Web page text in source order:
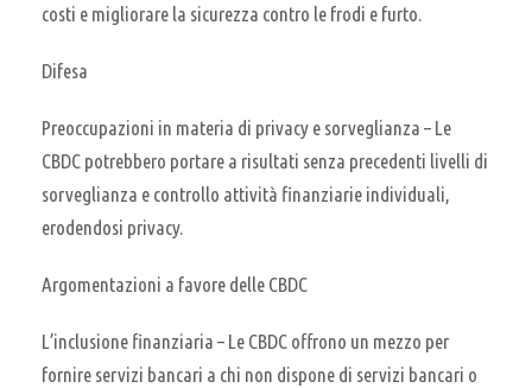
costi e migliorare la sicurezza contro le frodi e furto.
Difesa
Preoccupazioni in materia di privacy e sorveglianza – Le
CBDC potrebbero portare a risultati senza precedenti livelli di
sorveglianza e controllo attività finanziarie individuali,
erodendosi privacy.
Argomentazioni a favore delle CBDC
L’inclusione finanziaria – Le CBDC offrono un mezzo per
fornire servizi bancari a chi non dispone di servizi bancari o